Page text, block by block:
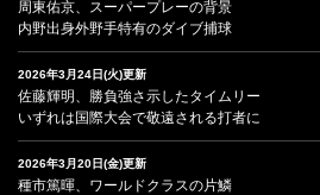
周東佑京、スーパープレーの背景
内野出身外野手特有のダイブ捕球
2026年3月24日(火)更新
佐藤輝明、勝負強さ示したタイムリー
いずれは国際大会で敬遠される打者に
2026年3月20日(金)更新
種市篤暉、ワールドクラスの片鱗